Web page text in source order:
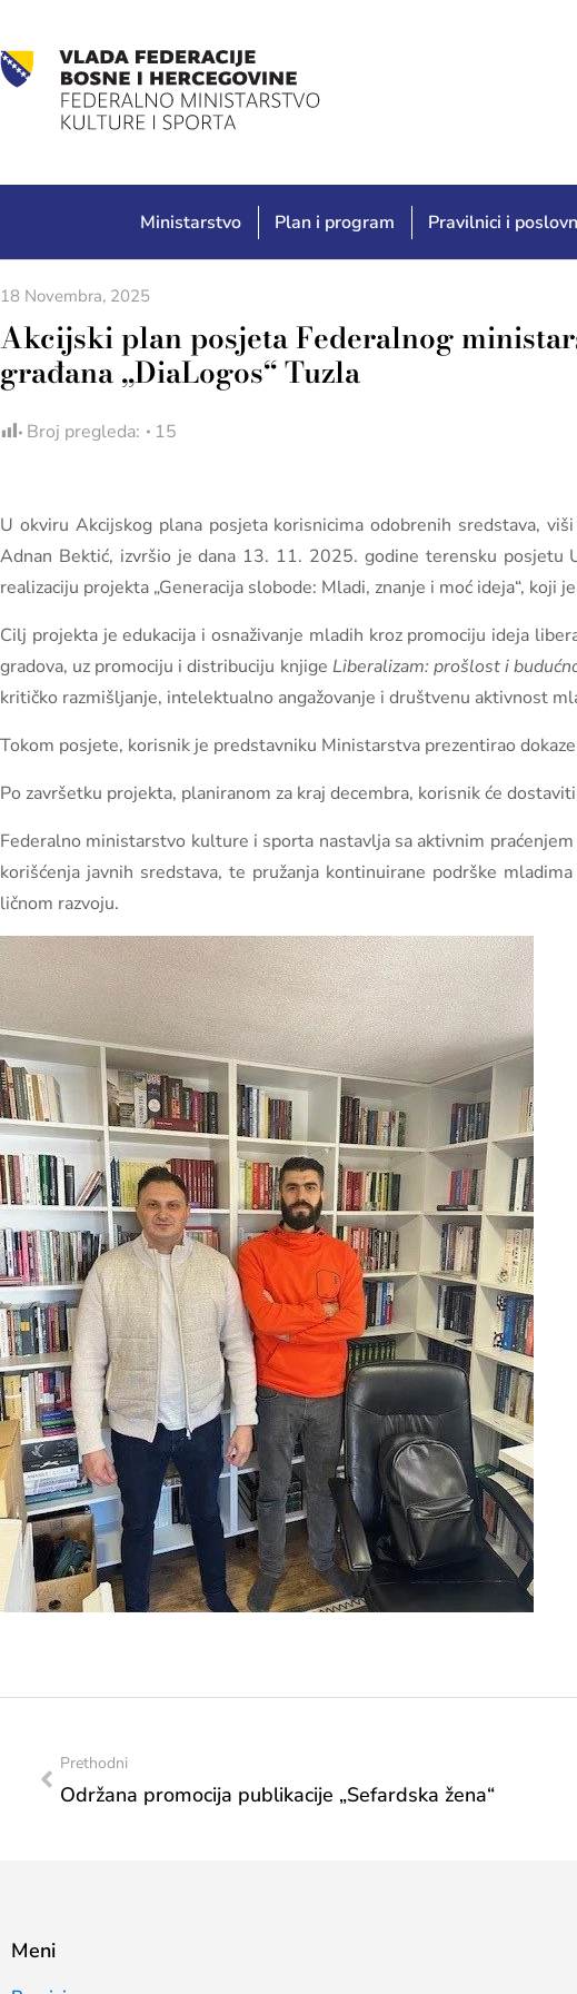
Ministarstvo Plan i program Pravilnici i
18 Novembra, 2025
Akcijski plan posjeta Federalnog
građana „DiaLogos“ Tuzla
Broj pregleda: 15
U okviru Akcijskog plana posjeta korisnicima odobrenih sredstava,
Adnan Bektić, izvršio je dana 13. 11. 2025. godine terensku posjetu
realizaciju projekta „Generacija slobode: Mladi, znanje i moć ideja“,
Cilj projekta je edukacija i osnaživanje mladih kroz promociju ideja
gradova, uz promociju i distribuciju knjige Liberalizam: prošlost i
kritičko razmišljanje, intelektualno angažovanje i društvenu aktivnost
Tokom posjete, korisnik je predstavniku Ministarstva prezentirao
Po završetku projekta, planiranom za kraj decembra, korisnik će
Federalno ministarstvo kulture i sporta nastavlja sa aktivnim
korišćenja javnih sredstava, te pružanja kontinuirane podrške
ličnom razvoju.
Prethodni
Održana promocija publikacije „Sefardska žena“
Meni